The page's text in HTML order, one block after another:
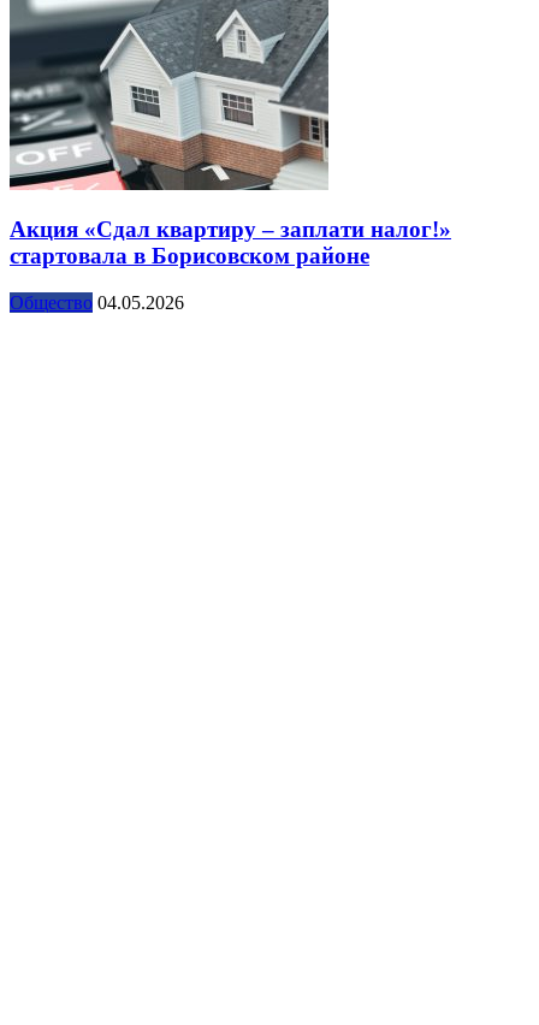
Акция «Сдал квартиру – заплати налог!»
стартовала в Борисовском районе
Общество 04.05.2026